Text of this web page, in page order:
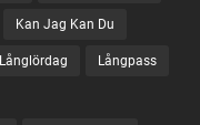
Kan Jag Kan Du
Långlördag Långpass